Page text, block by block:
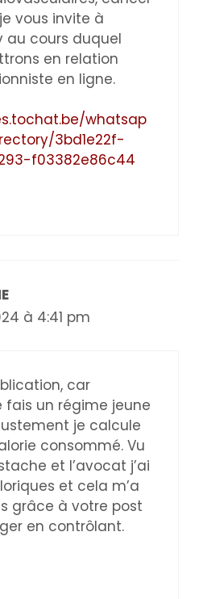
vous invite à
au cours duquel
en relation
en ligne.
whatsap
3bd1e22f-
f03382e86c44
à 4:41 pm
car
un régime jeune
je calcule
consommé. Vu
et l’avocat j’ai
et cela m’a
grâce à votre post
en contrôlant.